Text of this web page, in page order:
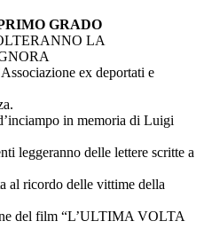
GRADO
LA
ex deportati e
in memoria di Luigi
leggeranno delle lettere scritte a
al ricordo delle vittime della
del film “L’ULTIMA VOLTA